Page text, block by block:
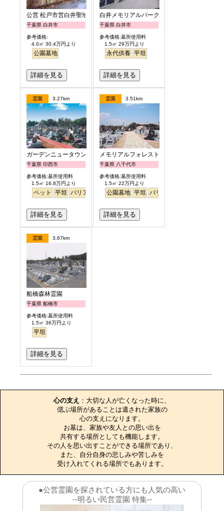
公営 松戸市営白井聖地公園
千葉県 白井市
参考価格:
4.0㎡ 30.4万円より
公園墓地
詳細を見る
白井メモリアルパーク
千葉県 白井市
参考価格:墓所使用料
1.5㎡ 29万円より
永代供養 平坦
詳細を見る
霊園 3.27km
ガーデンニュータウン霊園
千葉県 印西市
参考価格:墓所使用料
1.5㎡ 16.8万円より
ペット 平坦 バリアフリー 駅から徒歩
詳細を見る
霊園 3.51km
メモリアルフォレスト八千代
千葉県 八千代市
参考価格:墓所使用料
1.5㎡ 22万円より
公園墓地 平坦 バリアフリー
詳細を見る
霊園 3.67km
船橋森林霊園
千葉県 船橋市
参考価格:墓所使用料
1.5㎡ 36万円より
平坦
詳細を見る
心の支え ：大切な人が亡くなった時に、
偲ぶ場所があることは遺された家族の
心の支えになります。
お墓は、家族や友人との思い出を
共有する場所としても機能します。
その人を思い出すことができる場所であり、
また、自分自身の悲しみや苦しみを
受け入れてくれる場所でもあります。
●公営霊園を探されている方にも人気の高い
--明るい民営霊園 特集--